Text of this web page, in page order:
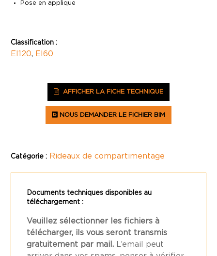
Pose en applique
Classification :
EI120, EI60
AFFICHER LA FICHE TECHNIQUE
NOUS DEMANDER LE FICHIER BIM
Catégorie : Rideaux de compartimentage
Documents techniques disponibles au
téléchargement :
Veuillez sélectionner les fichiers à
télécharger, ils vous seront transmis
gratuitement par mail. L’email peut